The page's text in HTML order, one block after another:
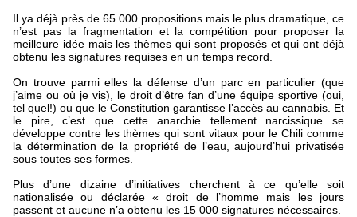
Il ya déjà près de 65 000 propositions mais le plus dramatique, ce
n’est pas la fragmentation et la compétition pour proposer la
meilleure idée mais les thèmes qui sont proposés et qui ont déjà
obtenu les signatures requises en un temps record.
On trouve parmi elles la défense d’un parc en particulier (que
j’aime ou où je vis), le droit d’être fan d’une équipe sportive (oui,
tel quel!) ou que le Constitution garantisse l’accès au cannabis. Et
le pire, c’est que cette anarchie tellement narcissique se
développe contre les thèmes qui sont vitaux pour le Chili comme
la détermination de la propriété de l’eau, aujourd’hui privatisée
sous toutes ses formes.
Plus d’une dizaine d’initiatives cherchent à ce qu’elle soit
nationalisée ou déclarée « droit de l’homme mais les jours
passent et aucune n’a obtenu les 15 000 signatures nécessaires.